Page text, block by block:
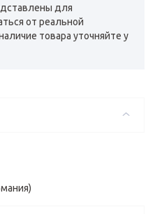
для
от реальной
товара уточняйте у